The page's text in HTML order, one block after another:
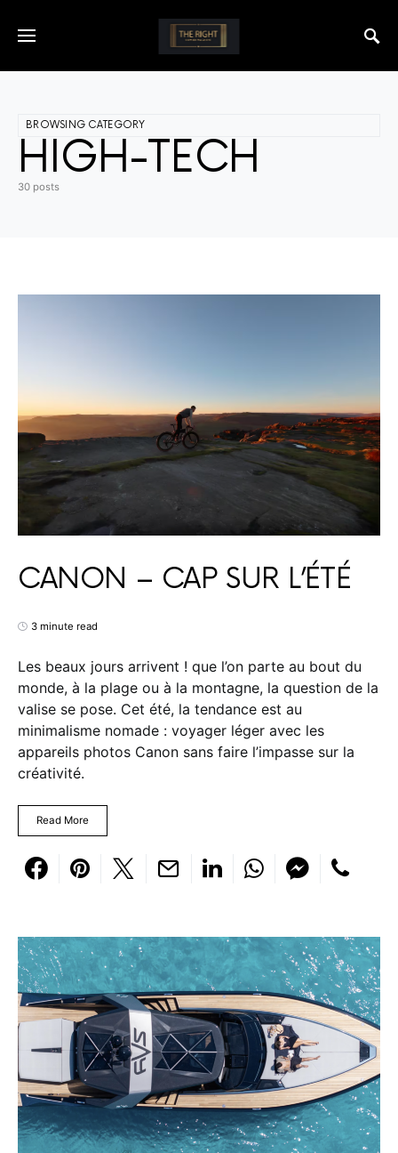
BROWSING CATEGORY
HIGH-TECH
30 posts
CANON – CAP SUR L’ÉTÉ
3 minute read
Les beaux jours arrivent ! que l’on parte au bout du
monde, à la plage ou à la montagne, la question de la
valise se pose. Cet été, la tendance est au
minimalisme nomade : voyager léger avec les
appareils photos Canon sans faire l’impasse sur la
créativité.
Read More